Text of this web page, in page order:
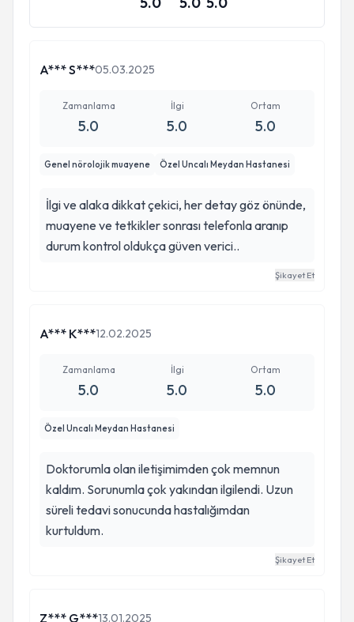
A*** S***05.03.2025
Zamanlama
5.0
İlgi
5.0
Ortam
5.0
Genel nörolojik muayene Özel Uncalı Meydan Hastanesi
İlgi ve alaka dikkat çekici, her detay göz önünde,
muayene ve tetkikler sonrası telefonla aranıp
durum kontrol oldukça güven verici..
Şikayet Et
A*** K***12.02.2025
Zamanlama
5.0
İlgi
5.0
Ortam
5.0
Özel Uncalı Meydan Hastanesi
Doktorumla olan iletişimimden çok memnun
kaldım. Sorunumla çok yakından ilgilendi. Uzun
süreli tedavi sonucunda hastalığımdan
kurtuldum.
Şikayet Et
Z*** G***13.01.2025